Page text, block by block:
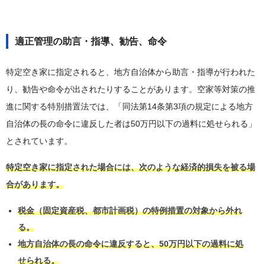
適正管理の助言・指導、勧告、命令
特定空き家に指定されると、地方自治体から助言・指導が行われた
り、勧告や命令が出されたりすることがあります。空家等対策の推
進に関する特別措置法では、「同法第14条第3項の規定による地方
自治体の長の命令に違反した者は50万円以下の過料に処せられる」
とされています。
特定空き家に指定された場合には、次のような経済的損失を被る場
合があります。
税金（固定資産税、都市計画税）の特例措置の対象から外れ
る。
地方自治体の長の命令に違反すると、50万円以下の過料に処
せられる。